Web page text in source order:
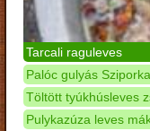
Tarcali raguleves
Palóc gulyás
Töltött tyúkhúsleves
Pulykazúza leves